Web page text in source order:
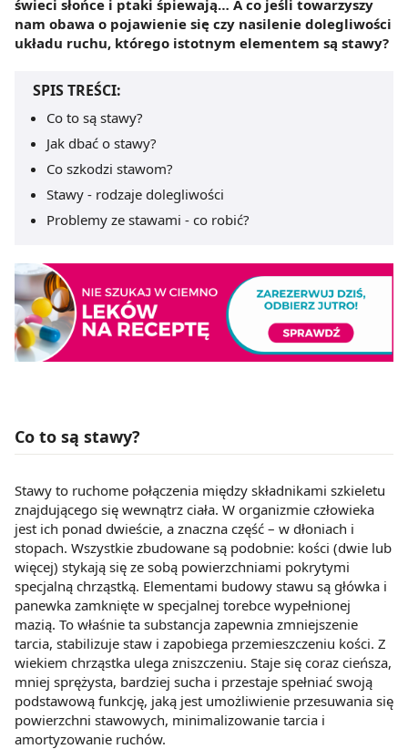
świeci słońce i ptaki śpiewają… A co jeśli towarzyszy
nam obawa o pojawienie się czy nasilenie dolegliwości
układu ruchu, którego istotnym elementem są stawy?
SPIS TREŚCI:
Co to są stawy?
Jak dbać o stawy?
Co szkodzi stawom?
Stawy - rodzaje dolegliwości
Problemy ze stawami - co robić?
Co to są stawy?
Stawy to ruchome połączenia między składnikami szkieletu
znajdującego się wewnątrz ciała. W organizmie człowieka
jest ich ponad dwieście, a znaczna część – w dłoniach i
stopach. Wszystkie zbudowane są podobnie: kości (dwie lub
więcej) stykają się ze sobą powierzchniami pokrytymi
specjalną chrząstką. Elementami budowy stawu są główka i
panewka zamknięte w specjalnej torebce wypełnionej
mazią. To właśnie ta substancja zapewnia zmniejszenie
tarcia, stabilizuje staw i zapobiega przemieszczeniu kości. Z
wiekiem chrząstka ulega zniszczeniu. Staje się coraz cieńsza,
mniej sprężysta, bardziej sucha i przestaje spełniać swoją
podstawową funkcję, jaką jest umożliwienie przesuwania się
powierzchni stawowych, minimalizowanie tarcia i
amortyzowanie ruchów.